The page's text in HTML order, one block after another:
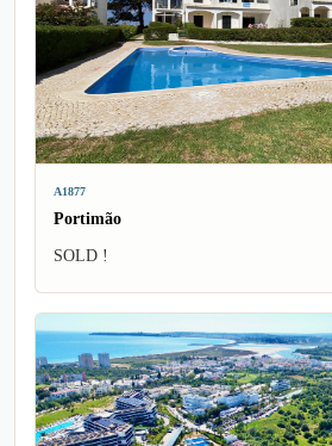
A1877
Portimão
SOLD !